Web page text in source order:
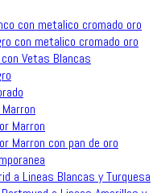
con metalico cromado oro
con metalico cromado oro
Vetas Blancas
Marron
Marron con pan de oro
a Lineas Blancas y Turquesa